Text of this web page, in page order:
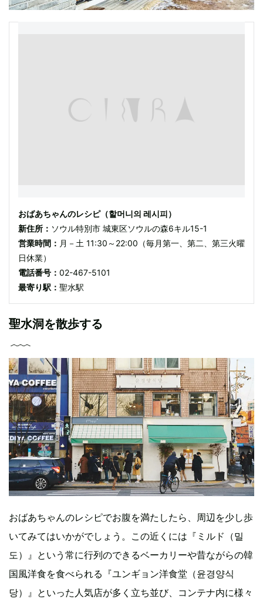
おばあちゃんのレシピ（할머니의 레시피）
新住所： ソウル特別市 城東区ソウルの森6キル15-1
営業時間： 月－土 11:30～22:00（毎月第一、第二、第三火曜
日休業）
電話番号： 02-467-5101
最寄り駅： 聖水駅
聖水洞を散歩する
おばあちゃんのレシピでお腹を満たしたら、周辺を少し歩
いてみてはいかがでしょう。この近くには『ミルド（밀
도）』という常に行列のできるベーカリーや昔ながらの韓
国風洋食を食べられる『ユンギョン洋食堂（윤경양식
당）』といった人気店が多く立ち並び、コンテナ内に様々